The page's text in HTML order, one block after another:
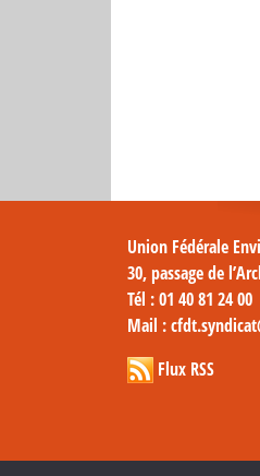
Union Fédérale
30, passage de
Tél : 01 40 81 24 00
Mail :
Flux RSS